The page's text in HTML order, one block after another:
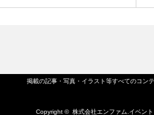
掲載の記事・写真・イラスト等すべてのコン
Copyright © 株式会社エンファム.イベン